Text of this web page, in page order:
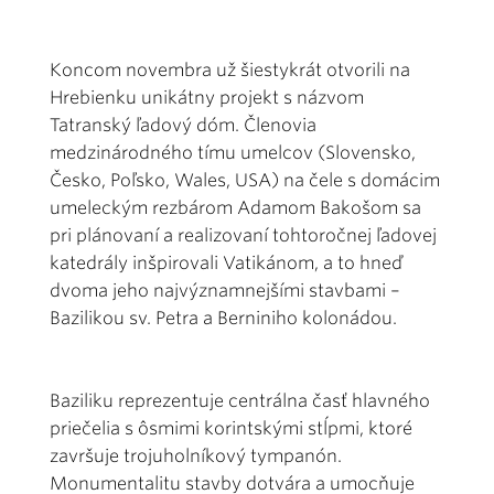
Koncom novembra už šiestykrát otvorili na
Hrebienku unikátny projekt s názvom
Tatranský ľadový dóm. Členovia
medzinárodného tímu umelcov (Slovensko,
Česko, Poľsko, Wales, USA) na čele s domácim
umeleckým rezbárom Adamom Bakošom sa
pri plánovaní a realizovaní tohtoročnej ľadovej
katedrály inšpirovali Vatikánom, a to hneď
dvoma jeho najvýznamnejšími stavbami –
Bazilikou sv. Petra a Berniniho kolonádou.
Baziliku reprezentuje centrálna časť hlavného
priečelia s ôsmimi korintskými stĺpmi, ktoré
završuje trojuholníkový tympanón.
Monumentalitu stavby dotvára a umocňuje